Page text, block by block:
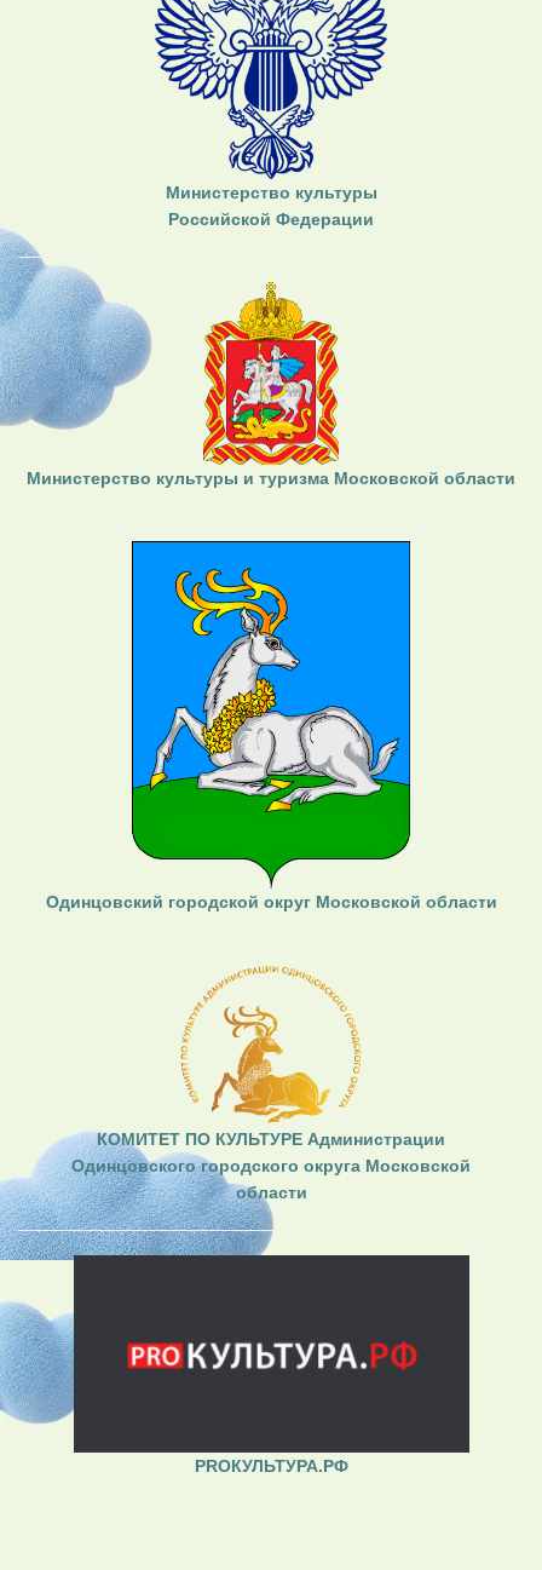
Министерство культуры
Российской Федерации
Министерство культуры и туризма Московской области
Одинцовский городской округ Московской области
КОМИТЕТ ПО КУЛЬТУРЕ Администрации
Одинцовского городского округа Московской
области
PROКУЛЬТУРА.РФ